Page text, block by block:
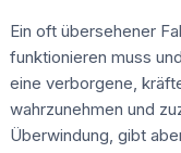
Ein oft übersehener
funktionieren muss
eine verborgene,
wahrzunehmen und
Überwindung, gibt